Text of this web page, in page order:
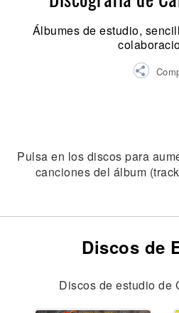
Álbumes de estudio,
Pulsa en los discos para
canciones del álbum
Discos de
Discos de estudio de